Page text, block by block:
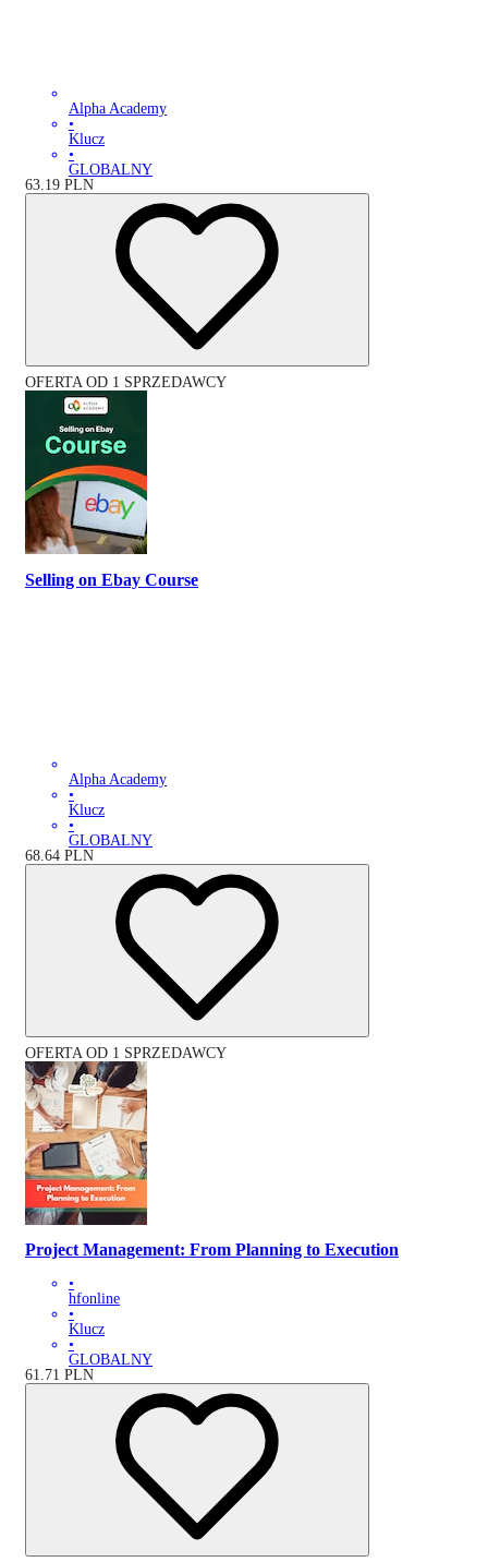
Alpha Academy
•
Klucz
•
GLOBALNY
63.19 PLN
OFERTA OD 1 SPRZEDAWCY
Selling on Ebay Course
Alpha Academy
•
Klucz
•
GLOBALNY
68.64 PLN
OFERTA OD 1 SPRZEDAWCY
Project Management: From Planning to Execution
•
hfonline
•
Klucz
•
GLOBALNY
61.71 PLN